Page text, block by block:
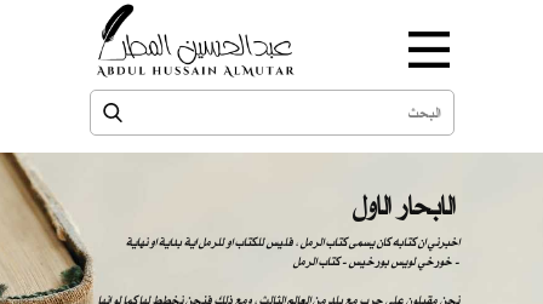
الابحار الاول
اخبرني ان كتابه كان يسمى كتاب الرمل ، فليس للكتاب او للرمل اية بداية او نهاية
خورخي لويس بورخيس - كتاب الرمل -